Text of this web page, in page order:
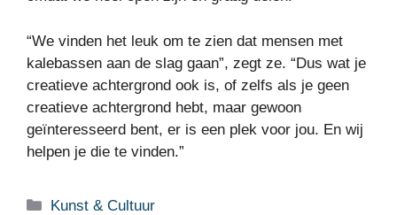
“We vinden het leuk om te zien dat mensen met
kalebassen aan de slag gaan”, zegt ze. “Dus wat je
creatieve achtergrond ook is, of zelfs als je geen
creatieve achtergrond hebt, maar gewoon
geïnteresseerd bent, er is een plek voor jou. En wij
helpen je die te vinden.”
Categorieën
Kunst & Cultuur